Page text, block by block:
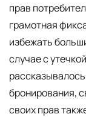
прав
грамотная
избежать
случае с
бронирования,
своих прав